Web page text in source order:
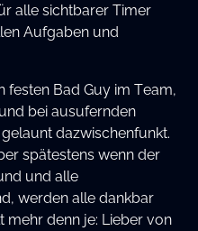
alle sichtbarer Timer
Aufgaben und
festen Bad Guy im Team,
bei ausufernden
dazwischenfunkt.
spätestens wenn der
und alle
werden alle dankbar
mehr denn je: Lieber von